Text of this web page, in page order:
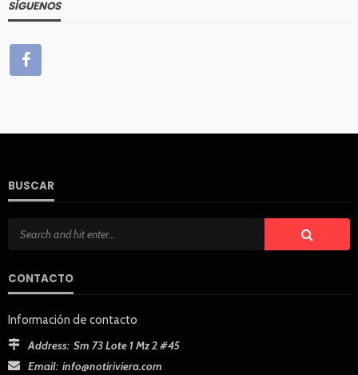
SÍGUENOS
BUSCAR
CONTACTO
Información de contacto
Address: Sm 73 Lote 1 Mz 2 #45
Email: info@notiriviera.com